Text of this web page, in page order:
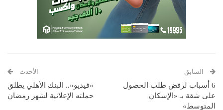
السابق
6 أسباب لرفض طلب الحصول
على شقة بـ «الإسكان
المتوسط»
الأحدث
«فيديو».. البنك الأهلي يطلق
حملته الإعلانية لشهر رمضان